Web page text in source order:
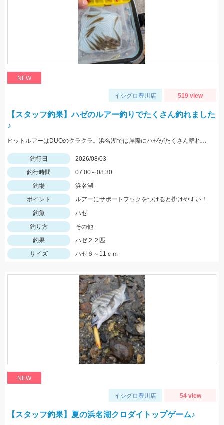
NEW
イシグロ豊川店 519 view
【スタッフ釣果】ハゼのルアー釣りでたくさん釣れました
♪
ヒットルアーはDUOのクラクラ。浜名湖では岸際にハゼがたくさん群れているのが見えます。ハゼ用のルアーを底に当てながらゆっくり巻くだけ！ハゼがたくさんアタックしてきて面白いです。
釣行日
2026/08/03
釣行時間
07:00～08:30
釣場
浜名湖
ポイント
ルアーにサポートフックをつけると掛けやすい！
釣魚
ハゼ
釣り方
その他
釣果
ハゼ２２匹
サイズ
ハゼ６～11ｃｍ
NEW
イシグロ豊川店 54 view
【スタッフ釣果】夏の浜名湖クロダイトップゲーム♪